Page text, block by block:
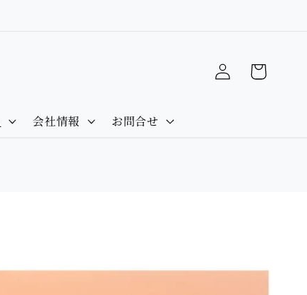
会社情報 お問合せ
Log
in
Cart